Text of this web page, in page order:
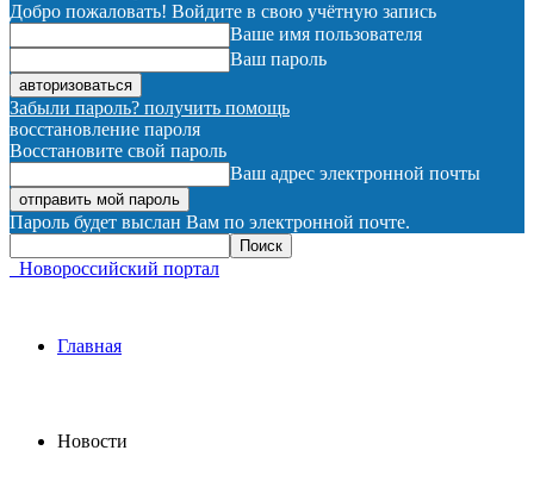
Добро пожаловать! Войдите в свою учётную запись
Ваше имя пользователя
Ваш пароль
Забыли пароль? получить помощь
восстановление пароля
Восстановите свой пароль
Ваш адрес электронной почты
Пароль будет выслан Вам по электронной почте.
Новороссийский портал
Главная
Новости